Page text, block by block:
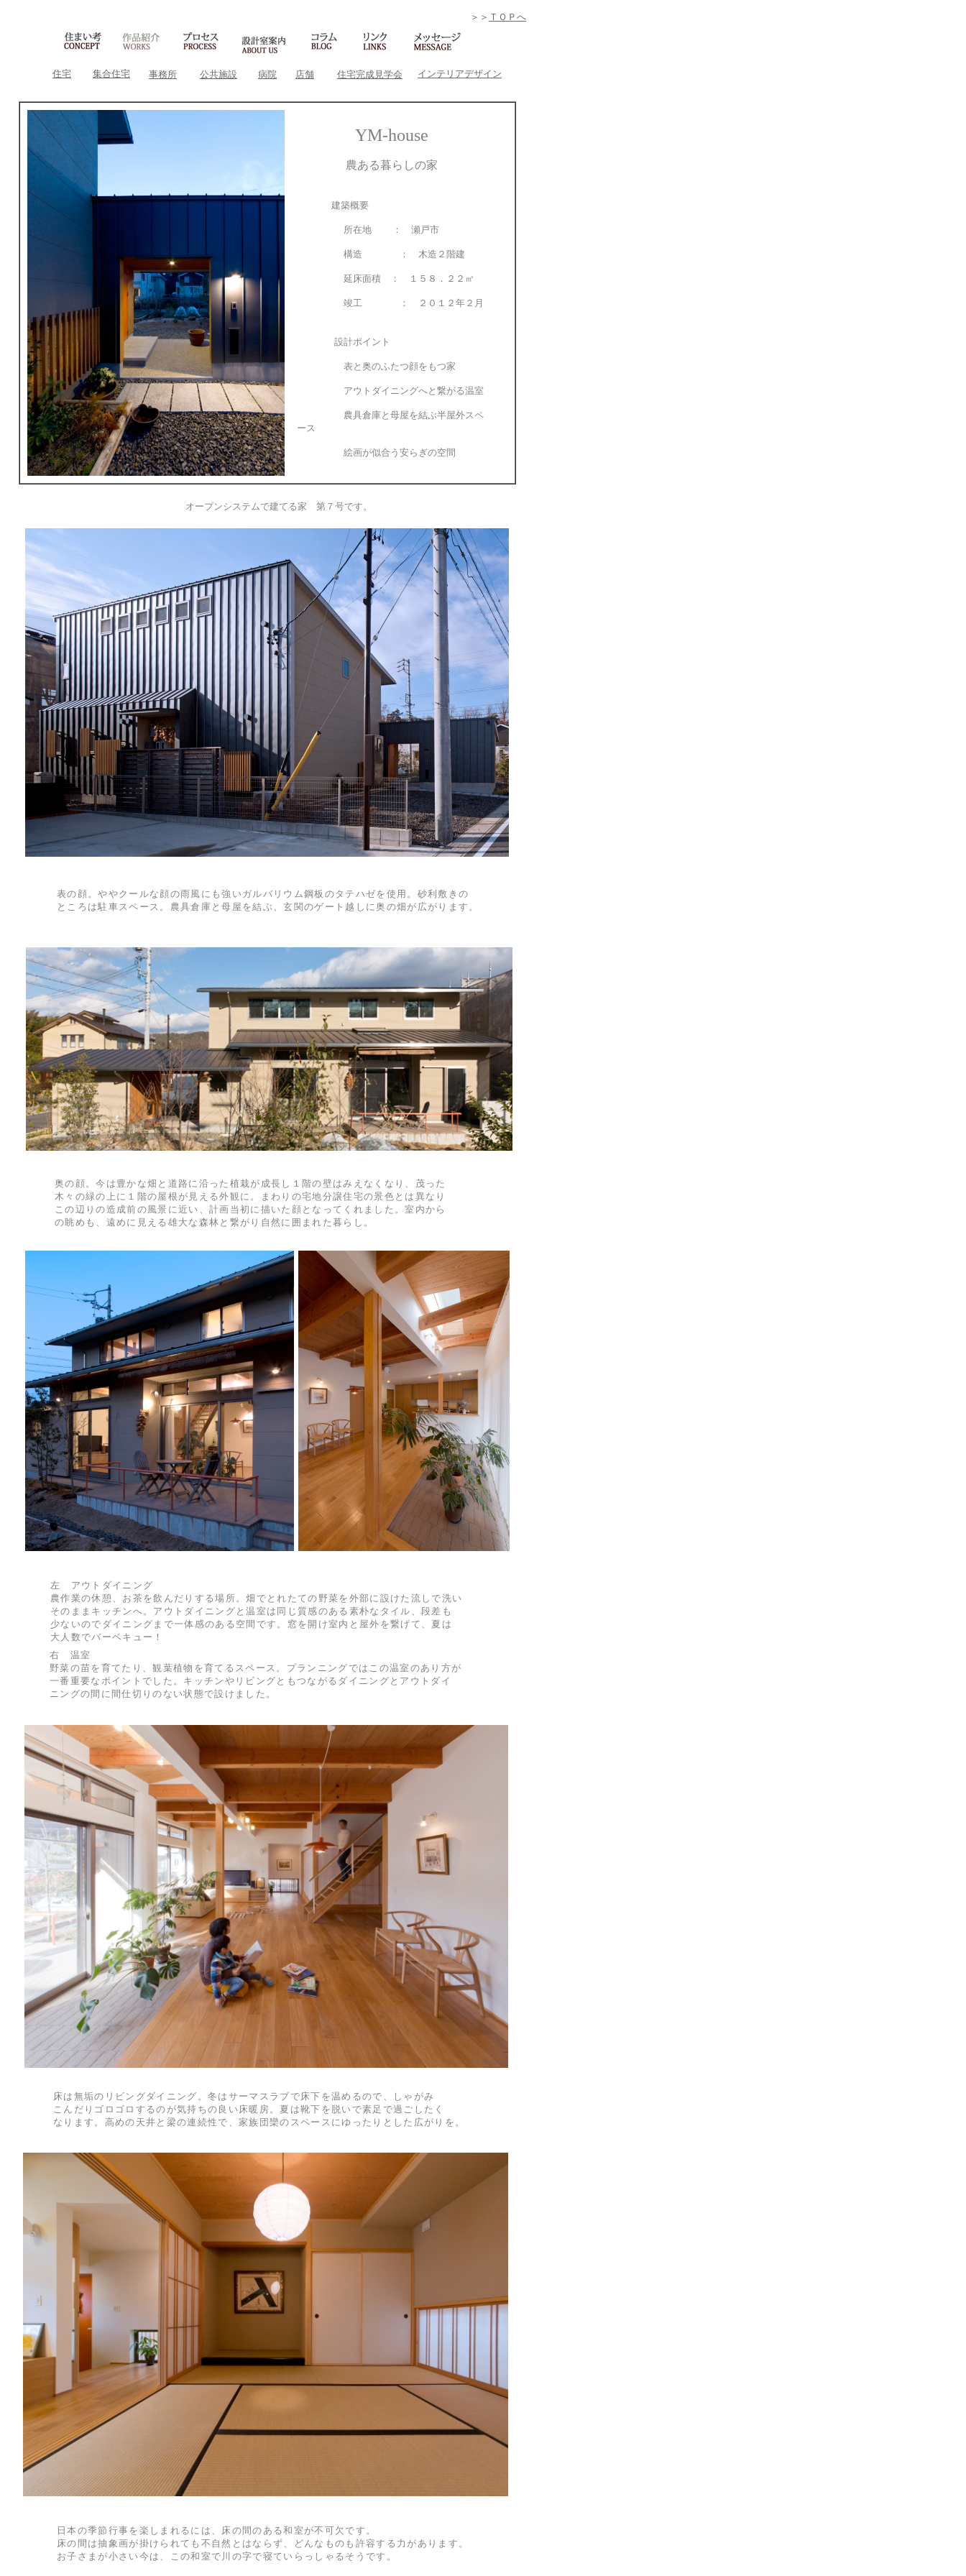
公共施設 病院 店舗 住宅完成見学会 インテリアデザイン
＞＞ ＴＯＰへ
住宅 事務所
集合住宅
表の顔。ややクールな顔の雨風にも強いガルバリウム鋼板のタテハゼを使用。砂利敷きの
ところは駐車スペース。農具倉庫と母屋を結ぶ、玄関のゲート越しに奥の畑が広がります。
YM-house
農ある暮らしの家
建築概要
所在地 ： 瀬戸市
構造 ： 木造２階建
延床面積 ： １５８．２２㎡
竣工 ： ２０１２年２月
設計ポイント
表と奥のふたつ顔をもつ家
アウトダイニングへと繋がる温室
農具倉庫と母屋を結ぶ半屋外スペ
ース
絵画が似合う安らぎの空間
奥の顔。今は豊かな畑と道路に沿った植栽が成長し１階の壁はみえなくなり、茂った
木々の緑の上に１階の屋根が見える外観に。まわりの宅地分譲住宅の景色とは異なり
この辺りの造成前の風景に近い、計画当初に描いた顔となってくれました。室内から
の眺めも、遠めに見える雄大な森林と繋がり自然に囲まれた暮らし。
左 アウトダイニング
農作業の休憩、お茶を飲んだりする場所。畑でとれたての野菜を外部に設けた流しで洗い
そのままキッチンへ。アウトダイニングと温室は同じ質感のある素朴なタイル、段差も
少ないのでダイニングまで一体感のある空間です。窓を開け室内と屋外を繋げて、夏は
大人数でバーベキュー！
床は無垢のリビングダイニング。冬はサーマスラブで床下を温めるので、しゃがみ
こんだりゴロゴロするのが気持ちの良い床暖房。夏は靴下を脱いで素足で過ごしたく
なります。高めの天井と梁の連続性で、家族団欒のスペースにゆったりとした広がりを。
日本の季節行事を楽しまれるには、床の間のある和室が不可欠です。
床の間は抽象画が掛けられても不自然とはならず、どんなものも許容する力があります。
お子さまが小さい今は、この和室で川の字で寝ていらっしゃるそうです。
右 温室
野菜の苗を育てたり、観葉植物を育てるスペース。プランニングではこの温室のあり方が
一番重要なポイントでした。キッチンやリビングともつながるダイニングとアウトダイ
ニングの間に間仕切りのない状態で設けました。
オープンシステムで建てる家 第７号です。